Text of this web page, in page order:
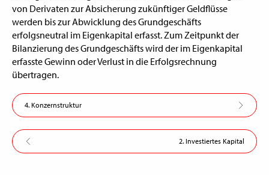
von Derivaten zur Absicherung zukünftiger Geldflüsse
werden bis zur Abwicklung des Grundgeschäfts
erfolgsneutral im Eigenkapital erfasst. Zum Zeitpunkt der
Bilanzierung des Grundgeschäfts wird der im Eigenkapital
erfasste Gewinn oder Verlust in die Erfolgsrechnung
übertragen.
4. Konzernstruktur
2. Investiertes Kapital